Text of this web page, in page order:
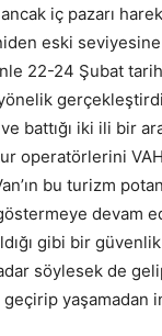
iç pazarı
eski
22-24 Şubat
battığı iki ili bir
operatörlerini
bu turizm
devam
gibi bir
söylesek de
yaşamadan